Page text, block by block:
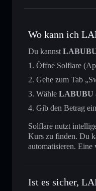
Wo kann ich
Du kannst
Öffne Solflare
Gehe zum Tab
Wähle LABUBU
Gib den Betrag
Solflare nutzt
Kurs zu finden. Du
automatisieren.
Ist es sicher,